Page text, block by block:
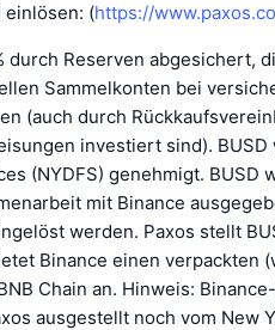
einlösen: (https://
durch Reserven abgesichert,
Sammelkonten bei
(auch durch
investiert sind).
(NYDFS) genehmigt. BUSD
mit Binance
werden. Paxos stellt
Binance einen verpackten
Chain an. Hinweis:
ausgestellt noch vom New